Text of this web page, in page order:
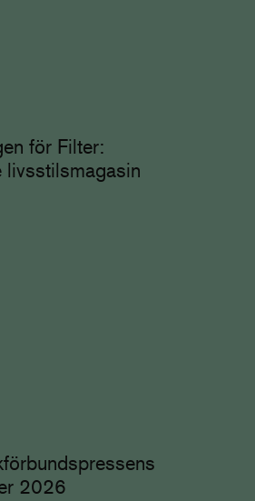
för Filter:
livsstilsmagasin
2026